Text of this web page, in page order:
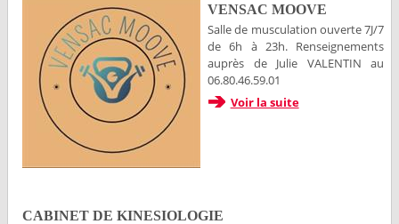
VENSAC MOOVE
Salle de musculation ouverte 7J/7
de 6h à 23h. Renseignements
auprès de Julie VALENTIN au
06.80.46.59.01
Voir la suite
CABINET DE KINESIOLOGIE